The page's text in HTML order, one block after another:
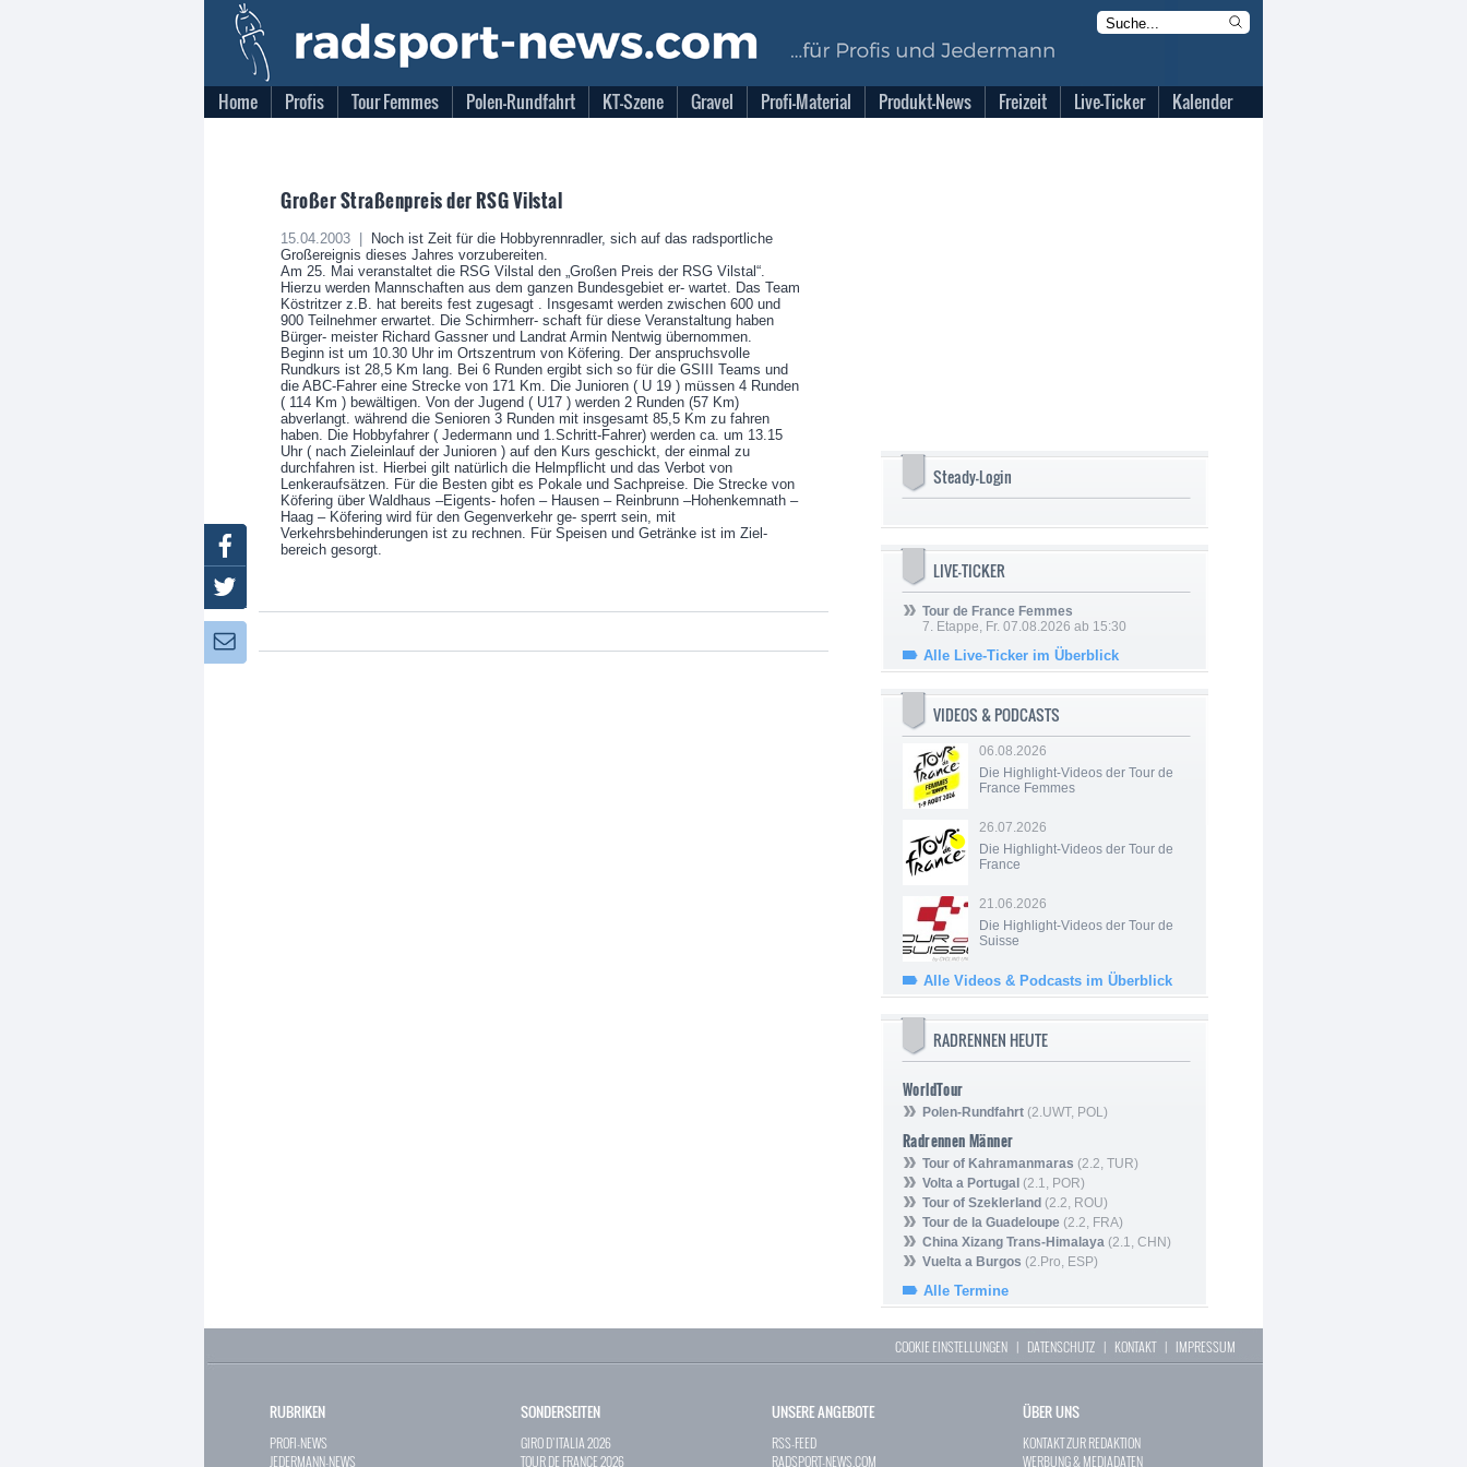
Home Profis Tour Femmes Polen-Rundfahrt KT-Szene Gravel Profi-Material Produkt-News Freizeit Live-Ticker Kalender
Großer Straßenpreis der RSG Vilstal
15.04.2003 |
Noch ist Zeit für die Hobbyrennradler, sich auf das radsportliche
Großereignis dieses Jahres vorzubereiten.
Am 25. Mai veranstaltet die RSG Vilstal den „Großen Preis der RSG Vilstal“.
Hierzu werden Mannschaften aus dem ganzen Bundesgebiet er- wartet. Das Team
Köstritzer z.B. hat bereits fest zugesagt . Insgesamt werden zwischen 600 und
900 Teilnehmer erwartet. Die Schirmherr- schaft für diese Veranstaltung haben
Bürger- meister Richard Gassner und Landrat Armin Nentwig übernommen.
Beginn ist um 10.30 Uhr im Ortszentrum von Köfering. Der anspruchsvolle
Rundkurs ist 28,5 Km lang. Bei 6 Runden ergibt sich so für die GSIII Teams und
die ABC-Fahrer eine Strecke von 171 Km. Die Junioren ( U 19 ) müssen 4 Runden
( 114 Km ) bewältigen. Von der Jugend ( U17 ) werden 2 Runden (57 Km)
abverlangt. während die Senioren 3 Runden mit insgesamt 85,5 Km zu fahren
haben. Die Hobbyfahrer ( Jedermann und 1.Schritt-Fahrer) werden ca. um 13.15
Uhr ( nach Zieleinlauf der Junioren ) auf den Kurs geschickt, der einmal zu
durchfahren ist. Hierbei gilt natürlich die Helmpflicht und das Verbot von
Lenkeraufsätzen. Für die Besten gibt es Pokale und Sachpreise. Die Strecke von
Köfering über Waldhaus –Eigents- hofen – Hausen – Reinbrunn –Hohenkemnath –
Haag – Köfering wird für den Gegenverkehr ge- sperrt sein, mit
Verkehrsbehinderungen ist zu rechnen. Für Speisen und Getränke ist im Ziel-
bereich gesorgt.
Steady-Login
LIVE-TICKER
Tour de France Femmes
7. Etappe, Fr. 07.08.2026 ab 15:30
Alle Live-Ticker im Überblick
VIDEOS & PODCASTS
06.08.2026
Die Highlight-Videos der Tour de
France Femmes
26.07.2026
Die Highlight-Videos der Tour de
France
21.06.2026
Die Highlight-Videos der Tour de
Suisse
Alle Videos & Podcasts im Überblick
RADRENNEN HEUTE
WorldTour
Polen-Rundfahrt (2.UWT, POL)
Radrennen Männer
Tour of Kahramanmaras (2.2, TUR)
Volta a Portugal (2.1, POR)
Tour of Szeklerland (2.2, ROU)
Tour de la Guadeloupe (2.2, FRA)
China Xizang Trans-Himalaya (2.1, CHN)
Vuelta a Burgos (2.Pro, ESP)
Alle Termine
Facebook
COOKIE EINSTELLUNGEN | DATENSCHUTZ | KONTAKT| IMPRESSUM
RUBRIKEN
PROFI-NEWS
JEDERMANN-NEWS
SONDERSEITEN
GIRO D`ITALIA 2026
TOUR DE FRANCE 2026
UNSERE ANGEBOTE
RSS-FEED
RADSPORT-NEWS.COM
ÜBER UNS
KONTAKT ZUR REDAKTION
WERBUNG & MEDIADATEN